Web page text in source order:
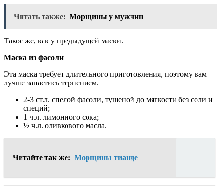
Читать также: Морщины у мужчин
Такое же, как у предыдущей маски.
Маска из фасоли
Эта маска требует длительного приготовления, поэтому вам
лучше запастись терпением.
2-3 ст.л. спелой фасоли, тушеной до мягкости без соли и
специй;
1 ч.л. лимонного сока;
½ ч.л. оливкового масла.
Читайте так же: Морщины тианде